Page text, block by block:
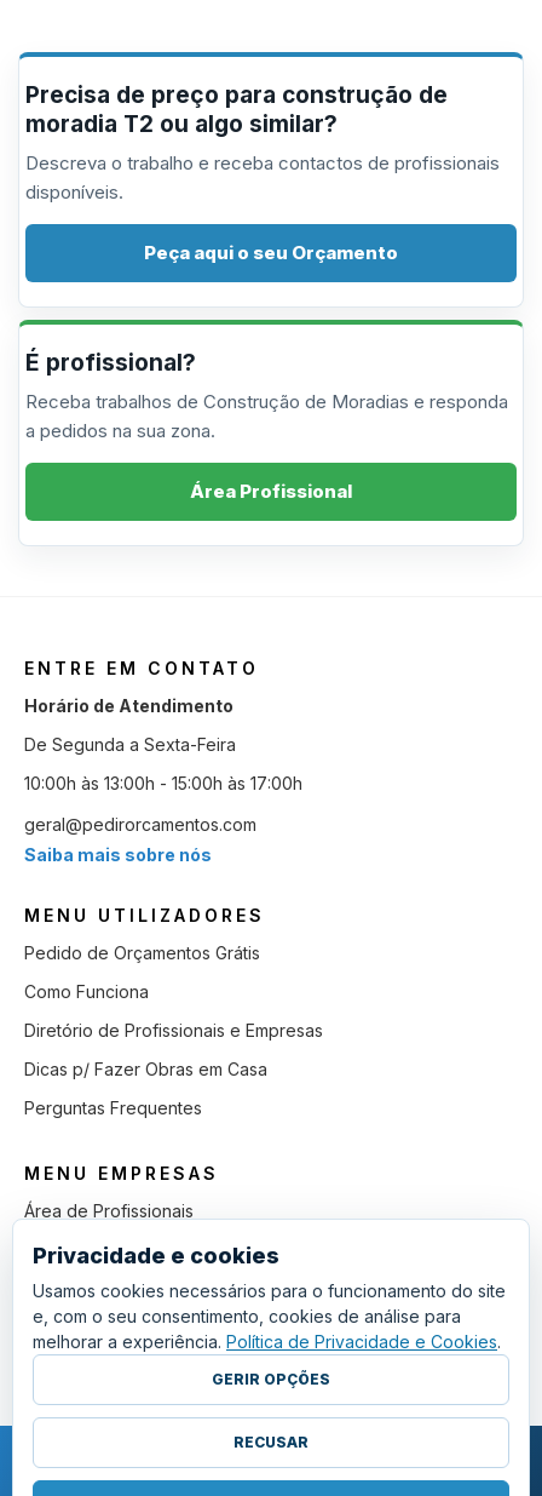
Precisa de preço para construção de
moradia T2 ou algo similar?
Descreva o trabalho e receba contactos de profissionais
disponíveis.
Peça aqui o seu Orçamento
É profissional?
Receba trabalhos de Construção de Moradias e responda
a pedidos na sua zona.
Área Profissional
ENTRE EM CONTATO
Horário de Atendimento
De Segunda a Sexta-Feira
10:00h às 13:00h - 15:00h às 17:00h
geral@pedirorcamentos.com
Saiba mais sobre nós
MENU UTILIZADORES
Pedido de Orçamentos Grátis
Como Funciona
Diretório de Profissionais e Empresas
Dicas p/ Fazer Obras em Casa
Perguntas Frequentes
MENU EMPRESAS
Área de Profissionais
Como Funciona
Lista de Pedidos em Aberto
Como Ganhar mais Obras
Perguntas Frequentes
COPYRIGHT © 2011 - 2026 SGSI. TODOS OS DIREITOS RESERVADOS.
Privacidade e cookies
Usamos cookies necessários para o funcionamento do site
e, com o seu consentimento, cookies de análise para
melhorar a experiência. Política de Privacidade e Cookies.
GERIR OPÇÕES
RECUSAR